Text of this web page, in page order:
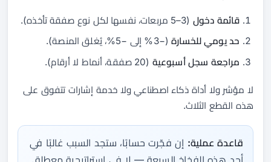
قائمة دخول (3–5 مربعات، نفسها لكل نوع صفقة تأخذه).
حد يومي للخسارة(−3% إلى −5%، يُغلق المنصة).
مراجعة سجل أسبوعية (20 صفقة، أنماط لا أرقام).
لا مؤشر ولا أداة ذكاء اصطناعي ولا خدمة إشارات تتفوق على
هذه القطع الثلاث.
قاعدة عملية: إن فجّرت حسابًا، ستجد السبب غالبًا في
أحد هذه الفخاخ السبعة — لا في استراتيجية معطلة.